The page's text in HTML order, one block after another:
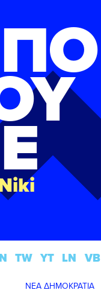
ΝΕΑ ΔΗΜΟΚΡΑΤΙΑ
TW YT LN VB